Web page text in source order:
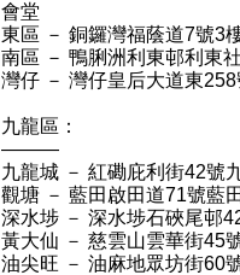
會堂
東區 － 銅鑼灣福蔭道7號3
南區 － 鴨脷洲利東邨利東
灣仔 － 灣仔皇后大道東
九龍區：
———
九龍城 － 紅磡庇利街42號
觀塘 － 藍田啟田道71號藍
深水埗 － 深水埗石硤尾邨
黃大仙 － 慈雲山雲華街45
油尖旺 － 油麻地眾坊街60